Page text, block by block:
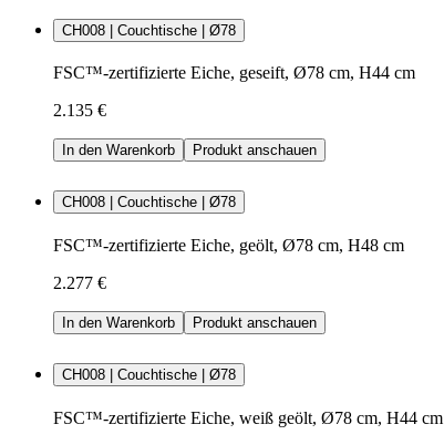
CH008 | Couchtische | Ø78
FSC™-zertifizierte Eiche, geseift, Ø78 cm, H44 cm
2.135 €
In den Warenkorb Produkt anschauen
CH008 | Couchtische | Ø78
FSC™-zertifizierte Eiche, geölt, Ø78 cm, H48 cm
2.277 €
In den Warenkorb Produkt anschauen
CH008 | Couchtische | Ø78
FSC™-zertifizierte Eiche, weiß geölt, Ø78 cm, H44 cm